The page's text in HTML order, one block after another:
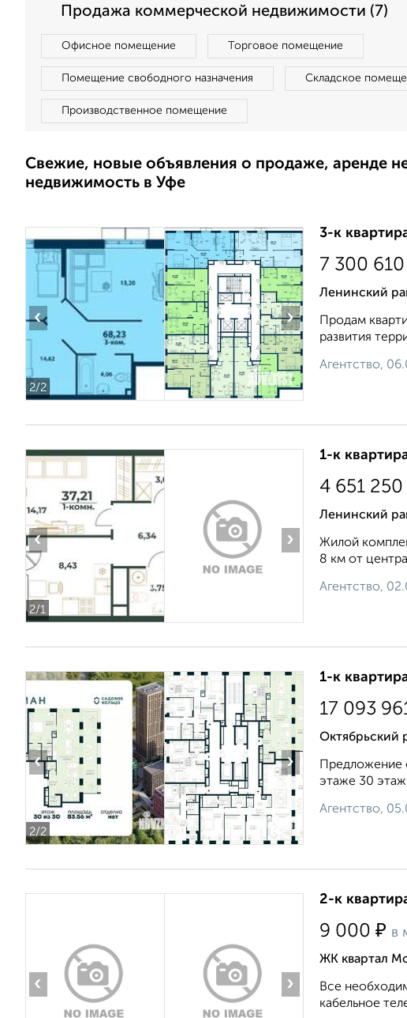
Продажа коммерческой недвижимости (7)
Офисное помещение Торговое помещение
Помещение свободного назначения Складское
Производственное помещение
Свежие, новые объявления о продаже, аренде
недвижимость в Уфе
2/2
‹ ›
3-к
7 300 610
Ленинский
Продам
развития
Агентство,
2/1
‹ ›
1-к
4 651 250
Ленинский
Жилой
8 км от
Агентство,
2/2
‹ ›
1-к
17 093
Октябрьский
Предложение
этаже 30
Агентство,
‹ ›
2-к
9 000 ₽ в
ЖК квартал
Все
кабельное